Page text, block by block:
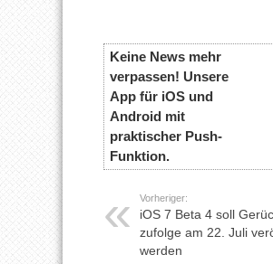
Keine News mehr
verpassen! Unsere
App für iOS und
Android mit
praktischer Push-
Funktion.
Vorheriger:
iOS 7 Beta 4 soll
zufolge am 22. Juli
werden